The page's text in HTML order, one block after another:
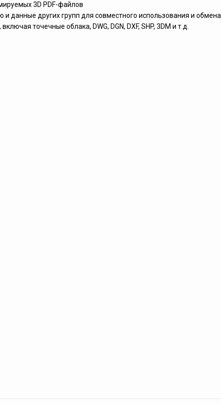
3D PDF-файлов
данные других групп для совместного использования и обмена
точечные облака, DWG, DGN, DXF, SHP, 3DM и т.д.